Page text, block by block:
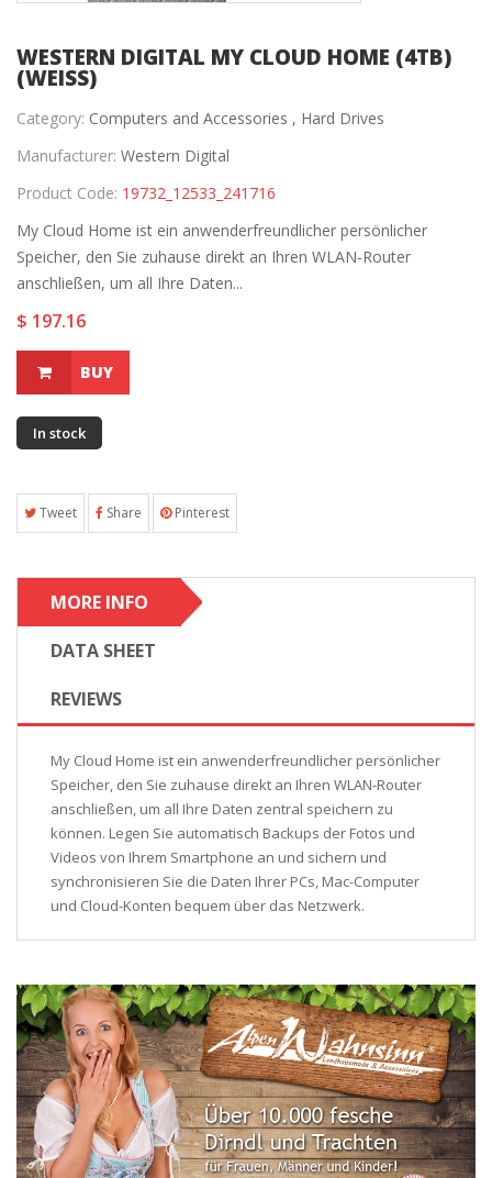
WESTERN DIGITAL MY CLOUD HOME (4TB)
(WEISS)
Category: Computers and Accessories , Hard Drives
Manufacturer: Western Digital
Product Code: 19732_12533_241716
My Cloud Home ist ein anwenderfreundlicher persönlicher
Speicher, den Sie zuhause direkt an Ihren WLAN-Router
anschließen, um all Ihre Daten...
$ 197.16
BUY
In stock
Tweet Share Pinterest
MORE INFO
DATA SHEET
REVIEWS
My Cloud Home ist ein anwenderfreundlicher persönlicher
Speicher, den Sie zuhause direkt an Ihren WLAN-Router
anschließen, um all Ihre Daten zentral speichern zu
können. Legen Sie automatisch Backups der Fotos und
Videos von Ihrem Smartphone an und sichern und
synchronisieren Sie die Daten Ihrer PCs, Mac-Computer
und Cloud-Konten bequem über das Netzwerk.